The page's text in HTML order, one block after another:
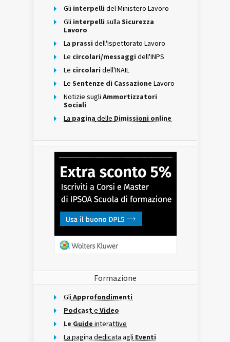
Gli interpelli del Ministero Lavoro
Gli interpelli sulla Sicurezza
Lavoro
La prassi dell'Ispettorato Lavoro
Le circolari/messaggi dell'INPS
Le circolari dell'INAIL
Le Sentenze di Cassazione Lavoro
Notizie sugli Ammortizzatori
Sociali
La pagina delle Dimissioni online
Formazione
Gli Approfondimenti
Podcast e Video
Le Guide interattive
La pagina dedicata agli Eventi